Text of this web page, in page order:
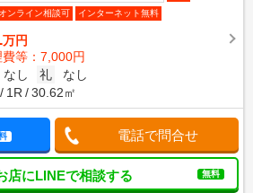
ンライン相談可
インターネット無料
万円
等：7,000円
なし 礼
なし
1R 30.62㎡
電話で問合せ
店にLINEで相談する 無料